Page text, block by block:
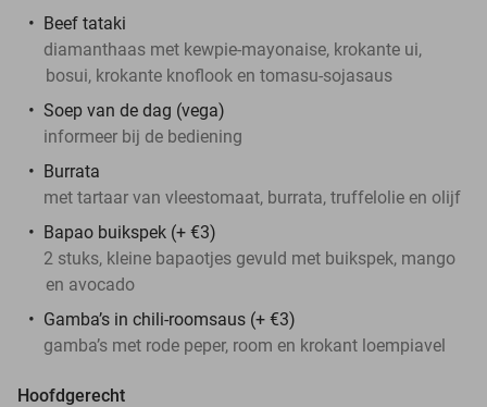
Beef tataki
diamanthaas met kewpie-mayonaise, krokante ui,
bosui, krokante knoflook en tomasu-sojasaus
Soep van de dag (vega)
informeer bij de bediening
Burrata
met tartaar van vleestomaat, burrata, truffelolie en olijf
Bapao buikspek (+ €3)
2 stuks, kleine bapaotjes gevuld met buikspek, mango
en avocado
Gamba’s in chili-roomsaus (+ €3)
gamba’s met rode peper, room en krokant loempiavel
Hoofdgerecht